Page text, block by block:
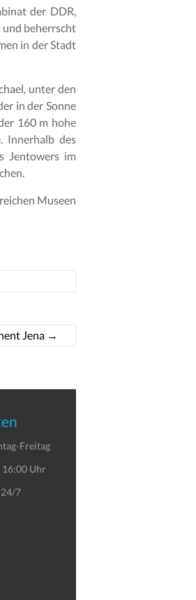
der DDR,
und beherrscht
in der Stadt
unter den
in der Sonne
160 m hohe
Innerhalb des
Jentowers im
Museen
Jena →
Freitag
16:00 Uhr
7